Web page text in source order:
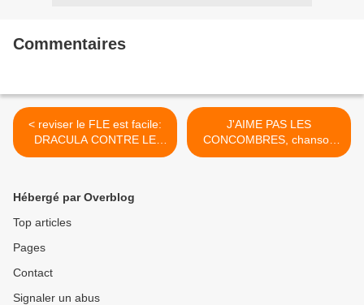
Commentaires
< reviser le FLE est facile:
DRACULA CONTRE LE
CHANGEMENT
J'AIME PAS LES
CONCOMBRES, chanson
contre les légumes >
Hébergé par Overblog
Top articles
Pages
Contact
Signaler un abus